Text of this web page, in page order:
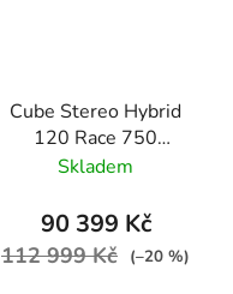
Cube Stereo Hybrid
120 Race 750
polarsilver´n´black
Skladem
90 399 Kč
112 999 Kč (–20 %)